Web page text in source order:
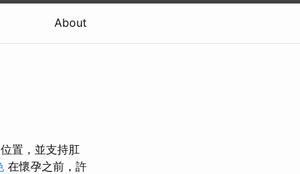
About
置，並支持肛
在懷孕之前，許